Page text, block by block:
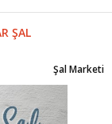
ŞAL
Şal Marketi